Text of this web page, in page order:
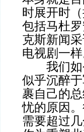
时展开时
包括马杜
克斯新闻
电视剧一
我们如
似乎沉醉
裹自己的
忧的原因
需要超过